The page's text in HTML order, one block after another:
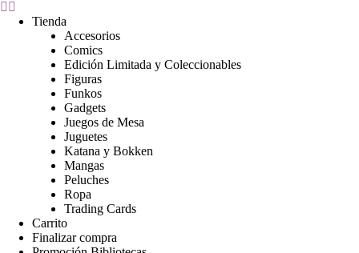
Tienda
Accesorios
Comics
Edición Limitada y Coleccionables
Figuras
Funkos
Gadgets
Juegos de Mesa
Juguetes
Katana y Bokken
Mangas
Peluches
Ropa
Trading Cards
Carrito
Finalizar compra